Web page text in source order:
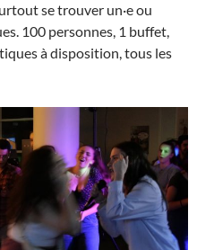
se trouver un·e ou
100 personnes, 1 buffet,
à disposition, tous les